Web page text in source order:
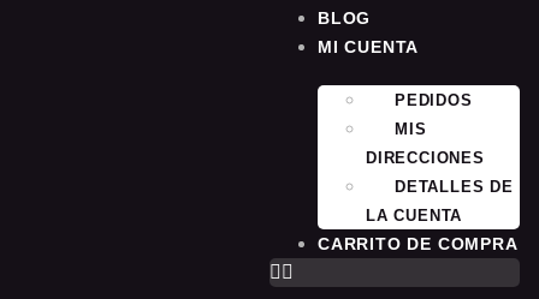
BLOG
MI CUENTA
PEDIDOS
MIS
DIRECCIONES
DETALLES DE
LA CUENTA
CARRITO DE COMPRA